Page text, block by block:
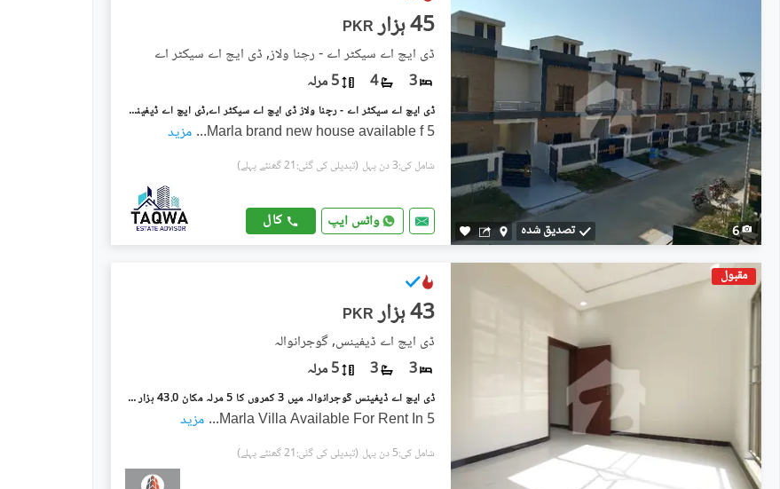
6 تصدیق شدہ
PKR 45 ہزار
ڈی ایچ اے سیکٹر اے - رچنا ولاز, ڈی ایچ اے سیکٹر اے
3
4 5 مرلہ
ڈی ایچ اے سیکٹر اے - رچنا ولاز ڈی ایچ اے سیکٹر اے,ڈی ایچ اے ڈیفینس,گوجرانوالہ میں 3 کمروں کا 5 مرلہ مکان 45.0 ہزار میں کرایہ پر دستیاب ہے۔
5 Marla brand new house available f
... مزید
شامل کی:3 دن پہل (تبدیلی کی گئی:21 گھنٹے پہلے)
واٹس ایپ کال
مقبول
PKR 43 ہزار
ڈی ایچ اے ڈیفینس, گوجرانوالہ
3
3 5 مرلہ
ڈی ایچ اے ڈیفینس گوجرانوالہ میں 3 کمروں کا 5 مرلہ مکان 43.0 ہزار میں کرایہ پر دستیاب ہے۔
5 Marla Villa Available For Rent In
... مزید
شامل کی:5 دن پہل (تبدیلی کی گئی:21 گھنٹے پہلے)